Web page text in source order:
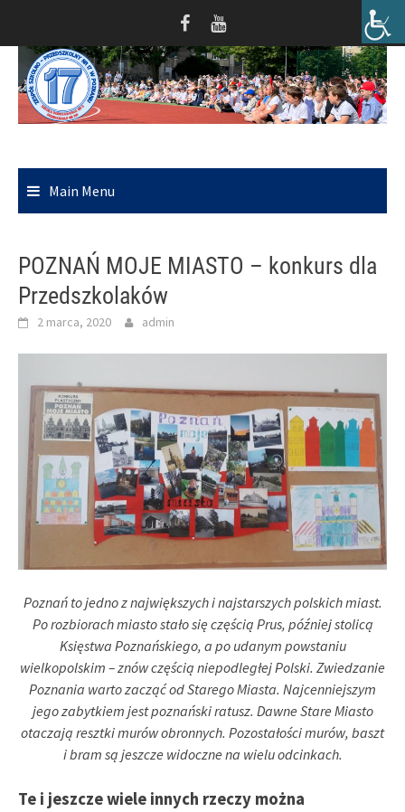
content
Main Menu
POZNAŃ MOJE MIASTO – konkurs dla
Przedszkolaków
2 marca, 2020 admin
Poznań to jedno z największych i najstarszych polskich miast.
Po rozbiorach miasto stało się częścią Prus, później stolicą
Księstwa Poznańskiego, a po udanym powstaniu
wielkopolskim – znów częścią niepodległej Polski. Zwiedzanie
Poznania warto zacząć od Starego Miasta. Najcenniejszym
jego zabytkiem jest poznański ratusz. Dawne Stare Miasto
otaczają resztki murów obronnych. Pozostałości murów, baszt
i bram są jeszcze widoczne na wielu odcinkach.
Te i jeszcze wiele innych rzeczy można